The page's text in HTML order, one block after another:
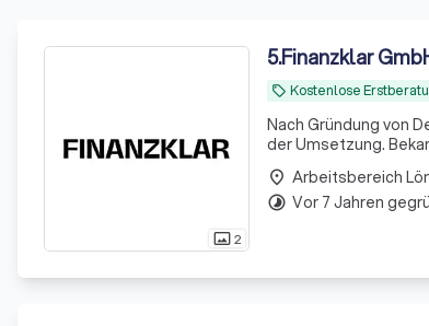
photo_size_select_actual2
5.Finanzklar
local_offer Kostenlose
Nach Gründung von
der Umsetzung.
place Arbeitsbereich
timelapse Vor 7 Jahren